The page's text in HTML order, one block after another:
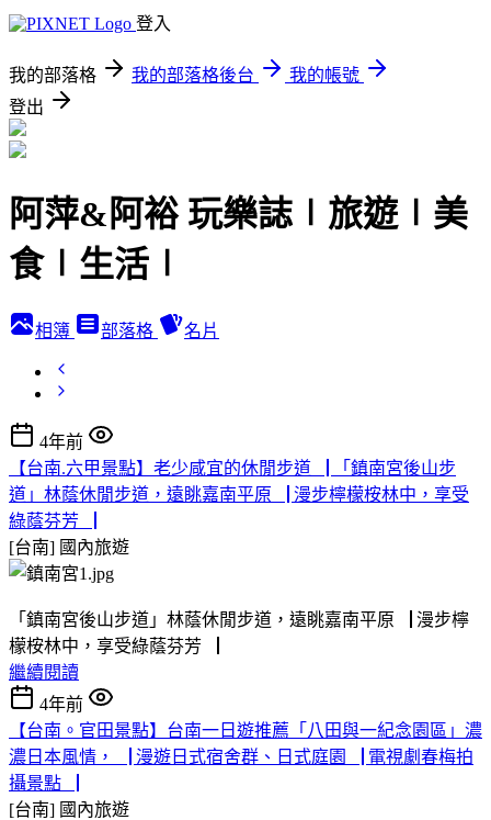
登入
我的部落格 我的部落格後台
我的帳號
登出
阿萍&阿裕 玩樂誌∣旅遊∣美
食∣生活∣
相簿 部落格 名片
4年前
【台南.六甲景點】老少咸宜的休閒步道▕ 「鎮南宮後山步
道」林蔭休閒步道，遠眺嘉南平原▕ 漫步檸檬桉林中，享受
綠蔭芬芳▕
[台南] 國內旅遊
「鎮南宮後山步道」林蔭休閒步道，遠眺嘉南平原▕ 漫步檸
檬桉林中，享受綠蔭芬芳▕
繼續閱讀
4年前
【台南。官田景點】台南一日遊推薦「八田與一紀念園區」濃
濃日本風情，▕ 漫遊日式宿舍群、日式庭園▕ 電視劇春梅拍
攝景點▕
[台南] 國內旅遊